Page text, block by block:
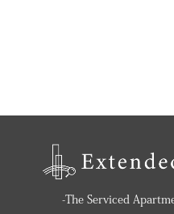
-The Serviced